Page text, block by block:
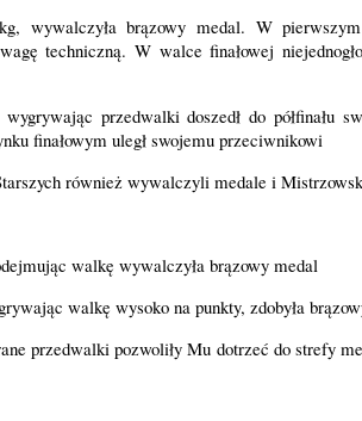
wywalczyła brązowy medal. W pierwszym
techniczną. W walce finałowej
przedwalki doszedł do półfinału
finałowym uległ swojemu przeciwnikowi
również wywalczyli medale i
walkę wywalczyła brązowy medal
walkę wysoko na punkty, zdobyła
przedwalki pozwoliły Mu dotrzeć do strefy